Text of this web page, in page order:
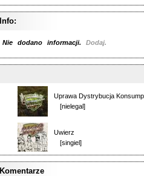
Info:
Nie dodano informacji. Dodaj.
Uprawa Dystrybucja
[nielegal]
Uwierz
[singiel]
Komentarze